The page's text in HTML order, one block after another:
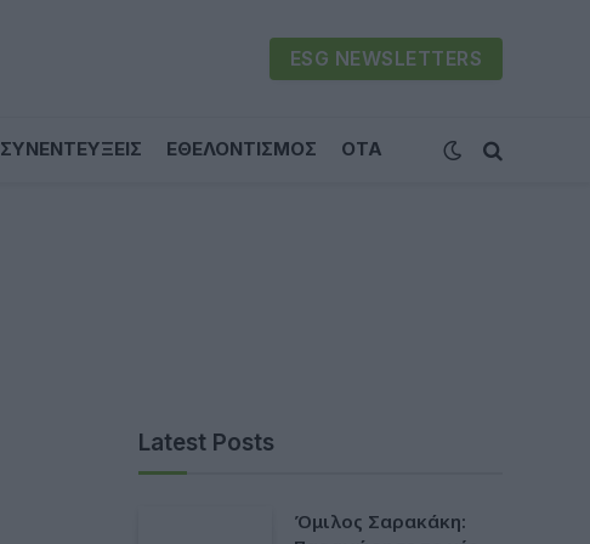
ESG NEWSLETTERS
ΣΥΝΕΝΤΕΥΞΕΙΣ ΕΘΕΛΟΝΤΙΣΜΟΣ ΟΤΑ
Latest Posts
Όμιλος Σαρακάκη: